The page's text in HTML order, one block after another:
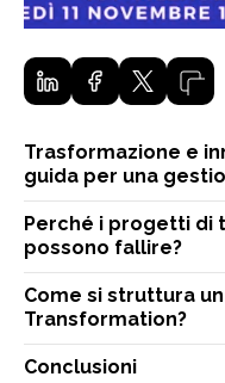
Trasformazione e
guida per una
Perché i progetti di
possono fallire?
Come si struttura
Transformation?
Conclusioni